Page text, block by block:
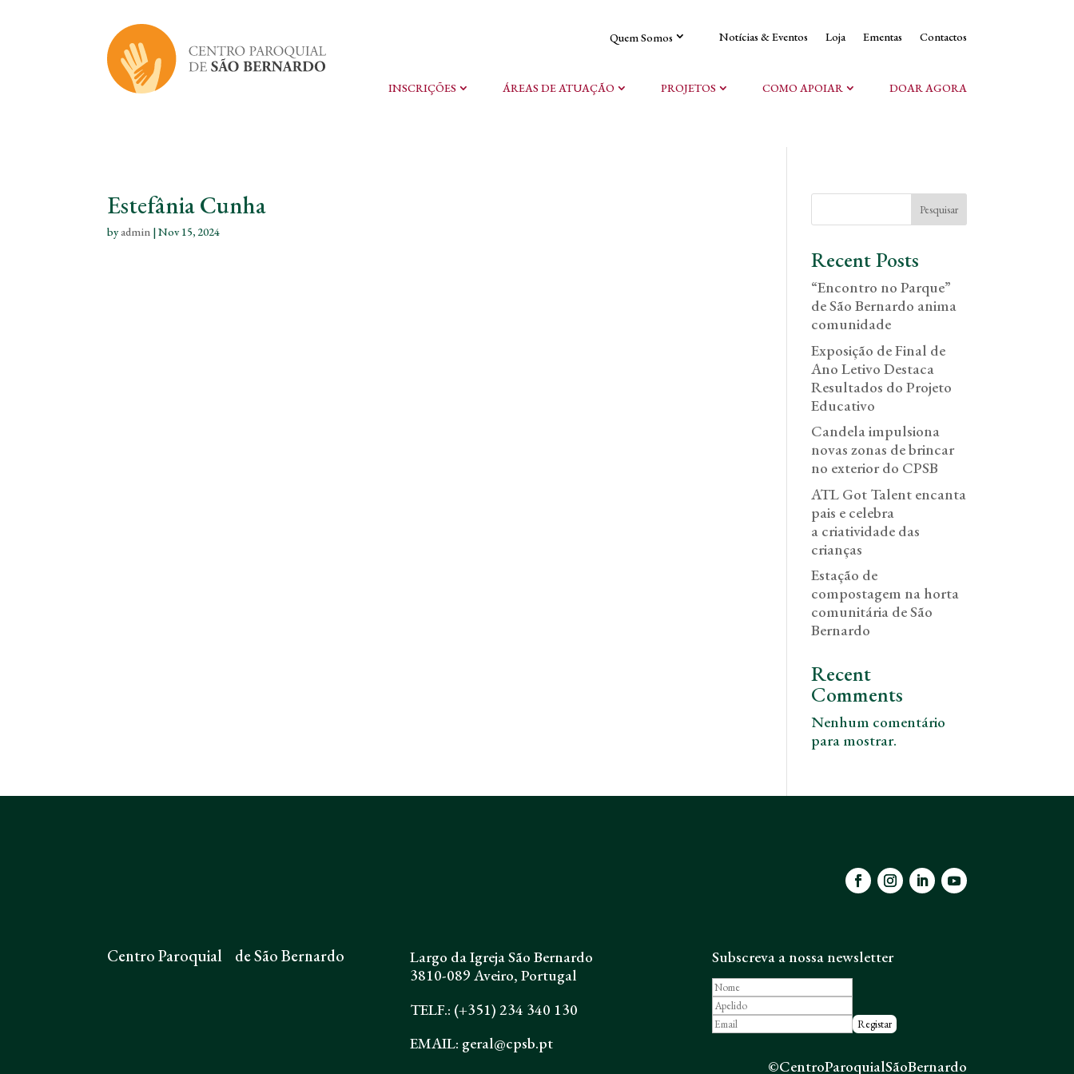
Quem Somos Notícias & Eventos Loja Ementas Contactos
INSCRIÇÕES ÁREAS DE ATUAÇÃO PROJETOS COMO APOIAR DOAR AGORA
Estefânia Cunha
byadmin |Nov 15, 2024
Pesquisar
Recent Posts
“Encontro no Parque”
de São Bernardo anima
comunidade
Exposição de Final de
Ano Letivo Destaca
Resultados do Projeto
Educativo
Candela impulsiona
novas zonas de brincar
no exterior do CPSB
ATL Got Talent encanta
pais e celebra
a criatividade das
crianças
Estação de
compostagem na horta
comunitária de São
Bernardo
Recent
Comments
Nenhum comentário
para mostrar.
Centro Paroquial de São Bernardo
Largo da Igreja São Bernardo
3810-089 Aveiro, Portugal
TELF.: (+351) 234 340 130
EMAIL: geral@cpsb.pt
Subscreva a nossa newsletter
©CentroParoquialSãoBernardo